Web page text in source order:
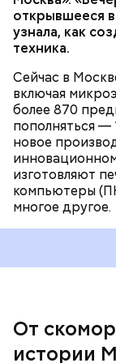
открывшееся
узнала, как
техника.
Сейчас в
включая
более 870
пополняться —
новое
изготовляют
компьютеры
многое другое.
От
истории
только
выступали
скоморошьего
Позднее им на
стало
1812 года. В
неотъемлемой
скоморохи до
шарманки
оживленных
Пресне и в
собирались
бульвар, а
мероприятий
выступления,